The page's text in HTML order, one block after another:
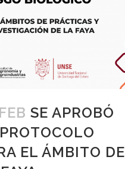
SE APROBÓ
EL ÁMBITO DE